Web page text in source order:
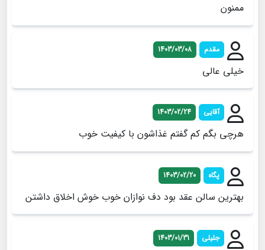
ممنون
مقدم 1403/03/08
خیلی عالی
آقایی 1403/02/24
هرچی بگم کم گفتم غذاشون با کیفیت خوب
پگاه 1403/02/20
بهترین سالن عقد بود دف نوازان خوب خوش اخلاق داشتن
جلیلی 1403/01/31